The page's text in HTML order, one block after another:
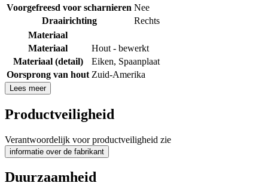
Voorgefreesd voor scharnieren Nee
Draairichting
Rechts
Materiaal
Materiaal
Hout - bewerkt
Materiaal (detail)
Eiken, Spaanplaat
Oorsprong van hout Zuid-Amerika
Lees meer
Productveiligheid
Verantwoordelijk voor productveiligheid zie
informatie over de fabrikant
Duurzaamheid